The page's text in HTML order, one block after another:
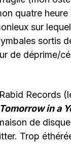
quatre
sur
sortis
de déprime/
Records
Tomorrow in a
de
Trop